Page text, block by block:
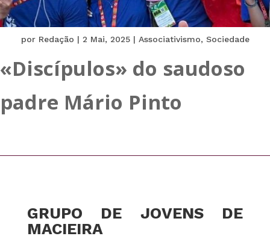
por Redação | 2 Mai, 2025| Associativismo, Sociedade
«Discípulos» do saudoso
padre Mário Pinto
GRUPO DE JOVENS DE
MACIEIRA